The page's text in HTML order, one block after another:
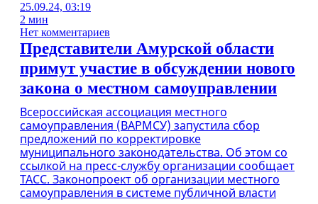
25.09.24, 03:19
2 мин
Нет комментариев
Представители Амурской области
примут участие в обсуждении нового
закона о местном самоуправлении
Всероссийская ассоциация местного
самоуправления (ВАРМСУ) запустила сбор
предложений по корректировке
муниципального законодательства. Об этом со
ссылкой на пресс-службу организации сообщает
ТАСС. Законопроект об организации местного
самоуправления в системе публичной власти